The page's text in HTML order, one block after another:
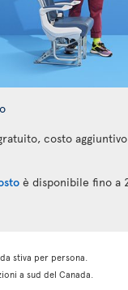
costo
è disponibile fino a
stiva per persona.
a sud del Canada.